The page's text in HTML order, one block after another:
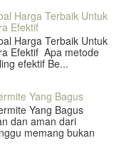
Harga Terbaik Untuk
Efektif
Harga Terbaik Untuk
Efektif Apa metode
efektif Be...
Yang Bagus
Yang Bagus
dan aman dari
memang bukan